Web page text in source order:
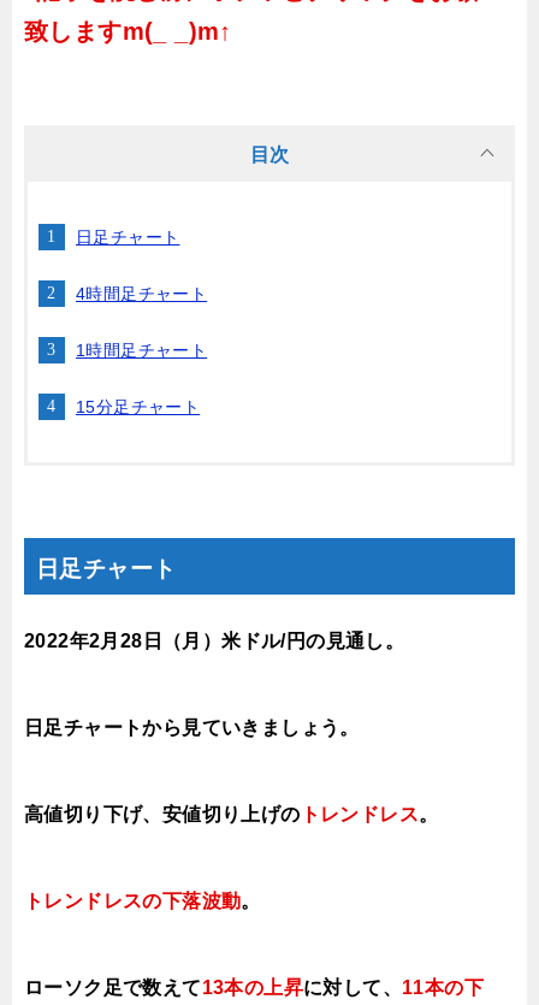
致しますm(_ _)m↑
目次
日足チャート
4時間足チャート
1時間足チャート
15分足チャート
日足チャート
2022年2月28 日（月 ）米ドル/円の見通し。
日足チャートから見ていきましょう。
高値切り下げ、安値切り上げの トレンドレス。
トレンドレスの下落波動。
ローソク足で数えて13本の上昇に対して、 11本の下